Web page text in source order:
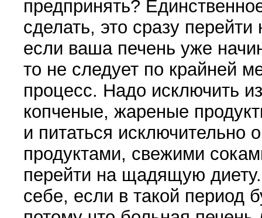
предпринять?
сделать, это сразу перейти
если ваша печень уже
то не следует по крайней
процесс. Надо исключить
копченые, жареные
и питаться
продуктами, свежими
перейти на щадящую
себе, если в такой период